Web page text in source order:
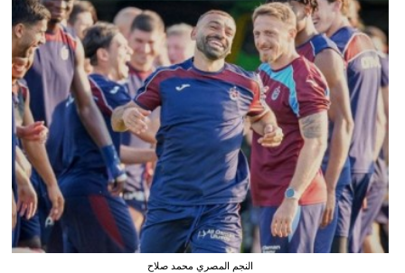
النجم المصري محمد صلاح